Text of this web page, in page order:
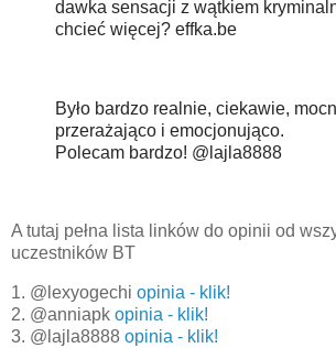
dawka sensacji z wątkiem
chcieć więcej? effka.be
Było bardzo realnie, ciekawie,
przerażająco i emocjonująco.
Polecam bardzo! @lajla8888
A tutaj pełna lista linków do opinii od
uczestników BT
1. @lexyogechi opinia - klik!
2. @anniapk opinia - klik!
3. @lajla8888 opinia - klik!